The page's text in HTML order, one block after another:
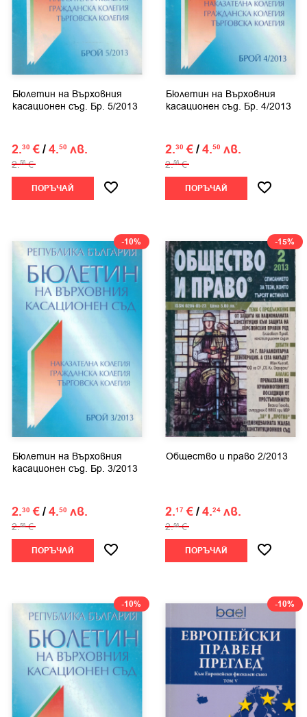
Бюлетин на Върховния
касационен съд. Бр. 5/2013
2.30 €/4.50 лв.
2.56 €
ПОРЪЧАЙ
Бюлетин на Върховния
касационен съд. Бр. 4/2013
2.30 €/4.50 лв.
2.56 €
ПОРЪЧАЙ
-10%
Бюлетин на Върховния
касационен съд. Бр. 3/2013
2.30 €/4.50 лв.
2.56 €
ПОРЪЧАЙ
-15%
Общество и право 2/2013
2.17 €/4.24 лв.
2.56 €
ПОРЪЧАЙ
-10% -10%